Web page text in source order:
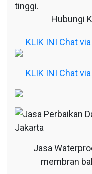
tinggi.
Hubungi
KLIK INI Chat
KLIK INI Chat
Jasa
membran